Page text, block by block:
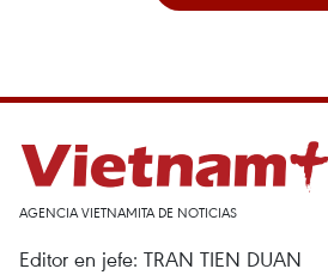
AGENCIA VIETNAMITA DE NOTICIAS
Editor en jefe: TRAN TIEN DUAN